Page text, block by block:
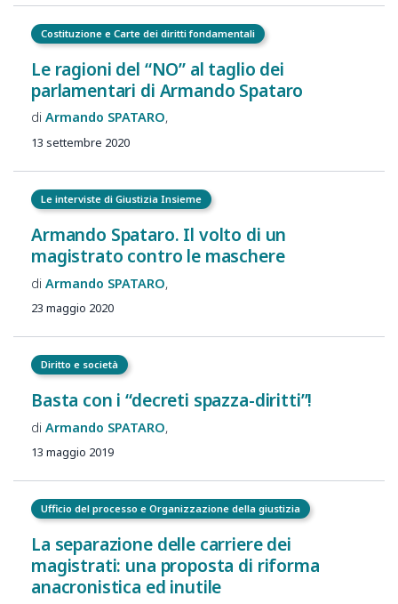
Costituzione e Carte dei diritti fondamentali
Le ragioni del “NO” al taglio dei
parlamentari di Armando Spataro
Armando SPATARO
13 settembre 2020
Le interviste di Giustizia Insieme
Armando Spataro. Il volto di un
magistrato contro le maschere
Armando SPATARO
23 maggio 2020
Diritto e società
Basta con i “decreti spazza-diritti”!
Armando SPATARO
13 maggio 2019
Ufficio del processo e Organizzazione della giustizia
La separazione delle carriere dei
magistrati: una proposta di riforma
anacronistica ed inutile